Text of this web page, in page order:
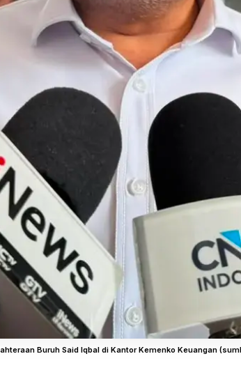
Buruh Said Iqbal di Kantor Kemenko Keuangan